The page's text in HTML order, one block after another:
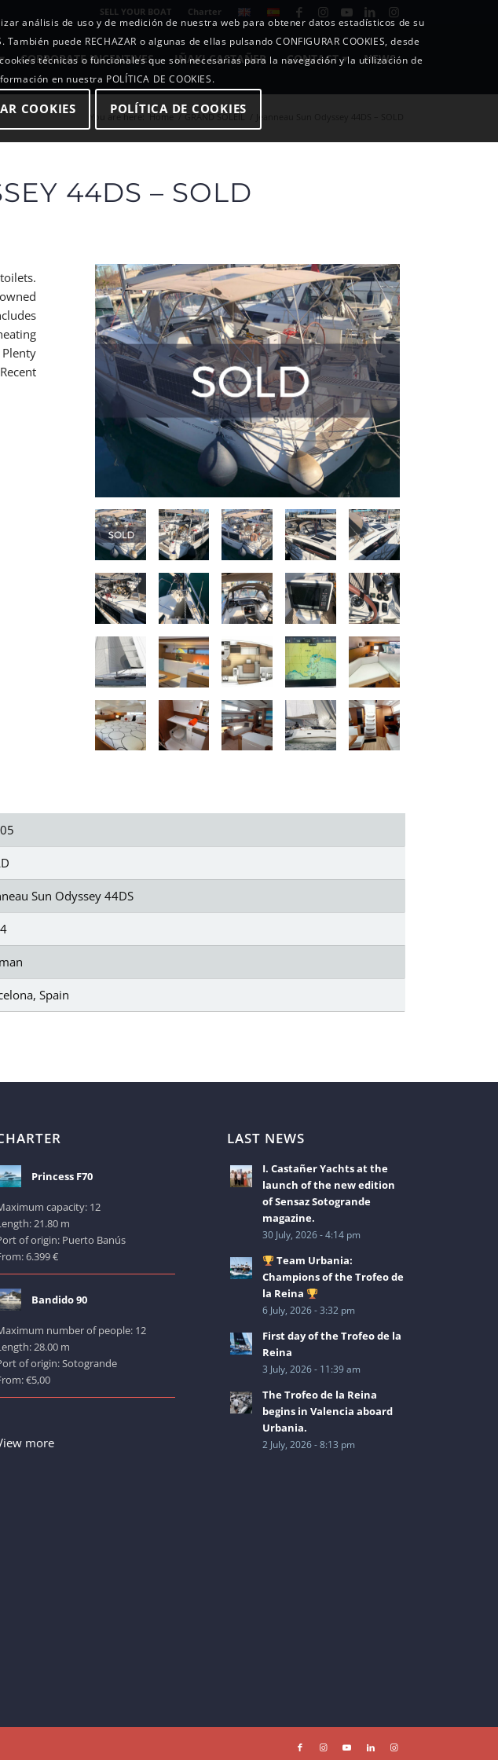
SELL YOUR BOAT Charter
CORPORATE INCENTIVES IÑAKI CASTAÑER CONTACT NEWS
You are here: Home / GRAND SOLEIL
44DS – SOLD
Sun Odyssey 44DS
Spain
Princess F70
capacity: 12
21.80 m
of origin: Puerto Banús
6.399 €
Bandido 90
number of people: 12
28.00 m
of origin: Sotogrande
€5,00
more
LAST NEWS
I. Castañer Yachts at the
launch of the new edition
of Sensaz Sotogrande
magazine.
30 July, 2026 - 4:14 pm
Team Urbania:
Champions of the Trofeo de
la Reina
6 July, 2026 - 3:32 pm
First day of the Trofeo de la
Reina
3 July, 2026 - 11:39 am
The Trofeo de la Reina
begins in Valencia aboard
Urbania.
2 July, 2026 - 8:13 pm
análisis de uso y de medición de nuestra web para obtener datos estadísticos de su
puede RECHAZAR o algunas de ellas pulsando CONFIGURAR COOKIES, desde
técnicas o funcionales que son necesarias para la navegación y la utilización de
en nuestra POLÍTICA DE COOKIES.
COOKIES POLÍTICA DE COOKIES